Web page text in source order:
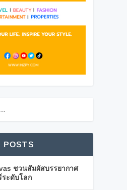
POSTS
ชวนสัมผัสบรรยากาศ
ระดับโลก